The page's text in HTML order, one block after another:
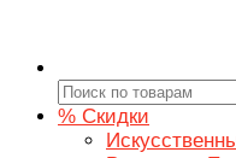
% Скидки